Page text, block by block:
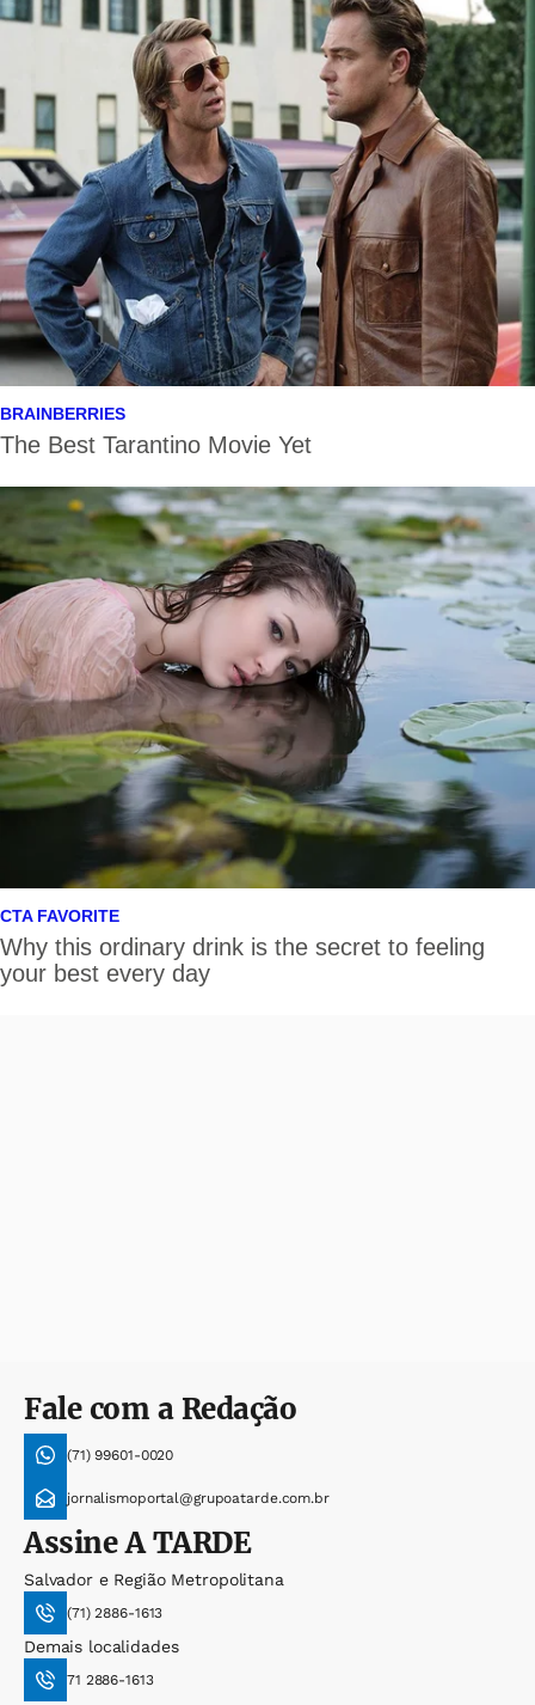
Fale com a Redação
(71) 99601-0020
jornalismoportal@grupoatarde.com.br
AssineA TARDE
Salvador e Região Metropolitana
(71) 2886-1613
Demais localidades
71 2886-1613